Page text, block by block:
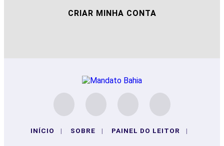
CRIAR MINHA CONTA
INÍCIO | SOBRE | PAINEL DO LEITOR |